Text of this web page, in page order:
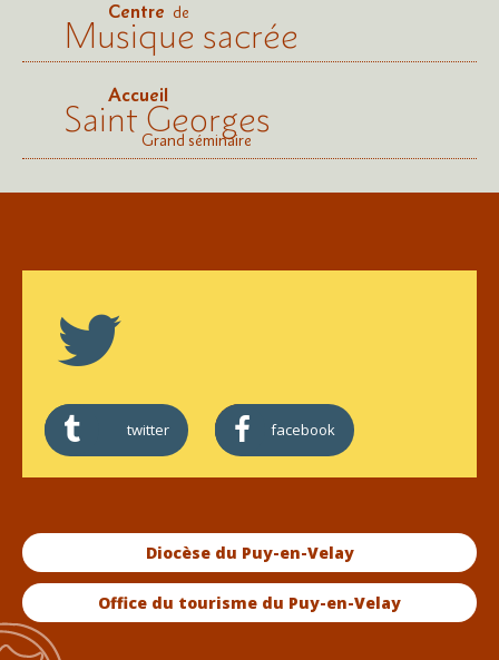
Centre de
Musique sacrée
Accueil
Saint Georges
Grand séminaire
twitter facebook
Diocèse du Puy-en-Velay
Office du tourisme du Puy-en-Velay